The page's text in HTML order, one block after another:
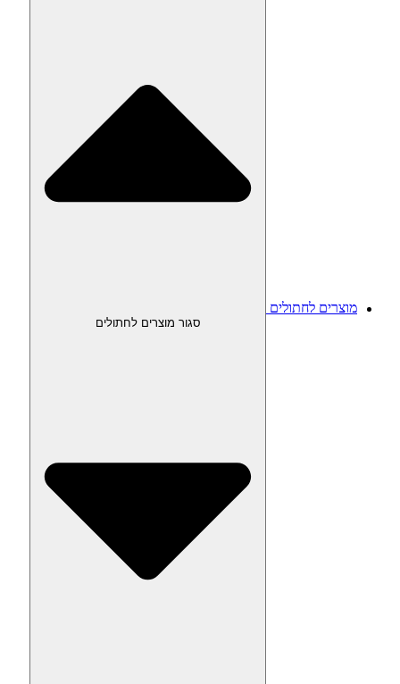
מוצרים לחתולים
סגור מוצרים לחתולים